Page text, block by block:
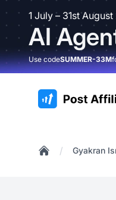
1 July – 31st
AI
Use codeSUMMER-33M
:site.title
/ Gyakran